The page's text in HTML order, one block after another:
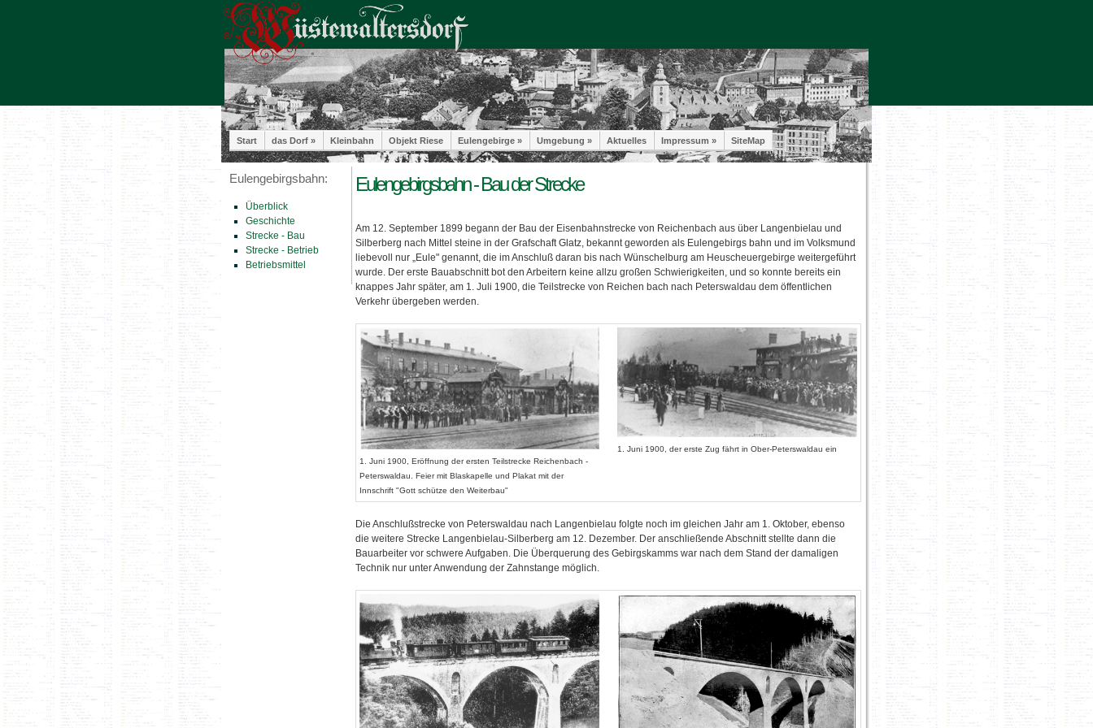
Start das Dorf » Kleinbahn Objekt Riese Eulengebirge » Umgebung » Aktuelles Impressum » SiteMap
Eulengebirgsbahn:
Überblick
Geschichte
Strecke - Bau
Strecke - Betrieb
Betriebsmittel
Eulengebirgsbahn - Bau der Strecke
Am 12. September 1899 begann der Bau der Eisenbahnstrecke von Reichenbach aus über Langenbielau und
Silberberg nach Mittel steine in der Grafschaft Glatz, bekannt geworden als Eulengebirgs bahn und im Volksmund
liebevoll nur „Eule" genannt, die im Anschluß daran bis nach Wünschelburg am Heuscheuergebirge weitergeführt
wurde. Der erste Bauabschnitt bot den Arbeitern keine allzu großen Schwierigkeiten, und so konnte bereits ein
knappes Jahr später, am 1. Juli 1900, die Teilstrecke von Reichen bach nach Peterswaldau dem öffentlichen
Verkehr übergeben werden.
1. Juni 1900, Eröffnung der ersten Teilstrecke Reichenbach -
Peterswaldau. Feier mit Blaskapelle und Plakat mit der
Innschrift "Gott schütze den Weiterbau"
1. Juni 1900, der erste Zug fährt in Ober-Peterswaldau ein
Die Anschlußstrecke von Peterswaldau nach Langenbielau folgte noch im gleichen Jahr am 1. Oktober, ebenso
die weitere Strecke Langenbielau-Silberberg am 12. Dezember. Der anschließende Abschnitt stellte dann die
Bauarbeiter vor schwere Aufgaben. Die Überquerung des Gebirgskamms war nach dem Stand der damaligen
Technik nur unter Anwendung der Zahnstange möglich.